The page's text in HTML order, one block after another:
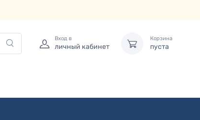
Вход в
личный кабинет
Корзина
пуста